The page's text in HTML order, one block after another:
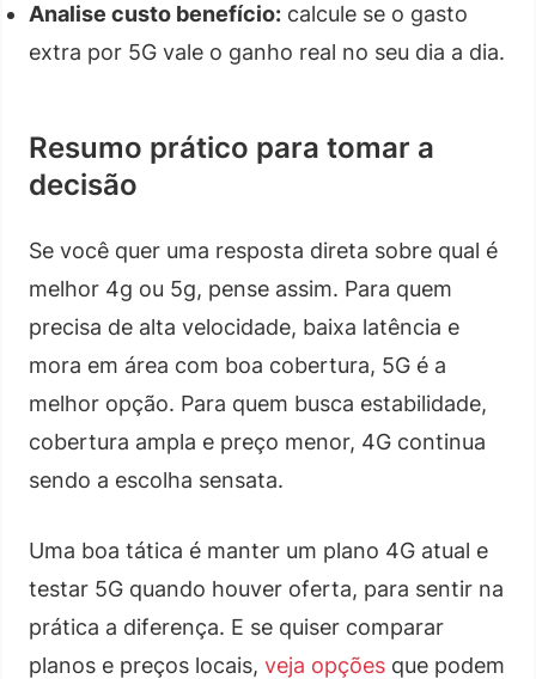
Analise custo benefício: calcule se o gasto
extra por 5G vale o ganho real no seu dia a dia.
Resumo prático para tomar a
decisão
Se você quer uma resposta direta sobre qual é
melhor 4g ou 5g, pense assim. Para quem
precisa de alta velocidade, baixa latência e
mora em área com boa cobertura, 5G é a
melhor opção. Para quem busca estabilidade,
cobertura ampla e preço menor, 4G continua
sendo a escolha sensata.
Uma boa tática é manter um plano 4G atual e
testar 5G quando houver oferta, para sentir na
prática a diferença. E se quiser comparar
planos e preços locais, veja opções que podem